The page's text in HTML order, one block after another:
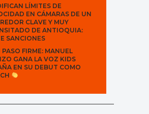
LÍMITES DE
EN CÁMARAS DE UN
CLAVE Y MUY
DE ANTIOQUIA:
SANCIONES
PASO FIRME: MANUEL
GANA LA VOZ KIDS
EN SU DEBUT COMO